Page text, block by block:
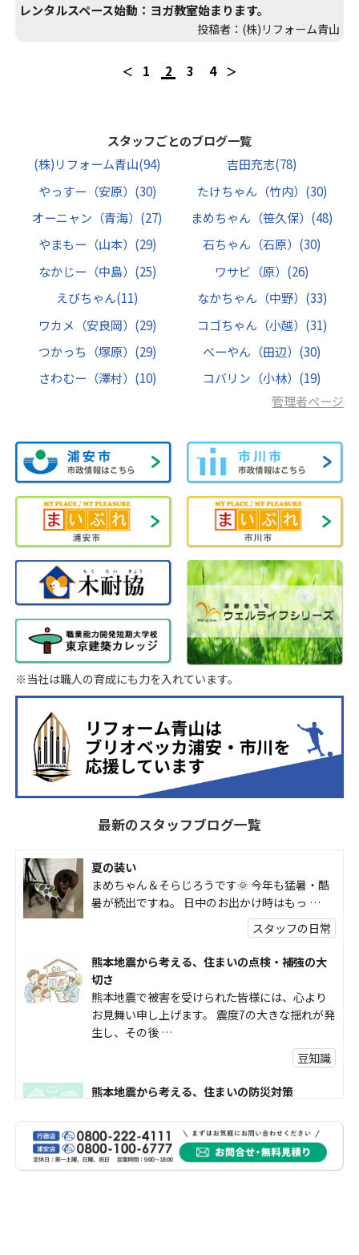
レンタルスペース始動：ヨガ教室始まります。
投稿者：(株)リフォーム青山
1 2 3 4
スタッフごとのブログ一覧
(株)リフォーム青山(94) 吉田充志(78)
やっすー（安原） (30) たけちゃん（竹内） (30)
オーニャン（青海） (27) まめちゃん（笹久保） (48)
やまもー（山本） (29) 石ちゃん（石原） (30)
なかじー（中島） (25) ワサビ（原） (26)
えびちゃん(11) なかちゃん（中野） (33)
ワカメ（安良岡） (29) コゴちゃん（小越） (31)
つかっち（塚原） (29) べーやん（田辺） (30)
さわむー（澤村） (10) コバリン（小林） (19)
管理者ページ
※当社は職人の育成にも力を入れています。
最新のスタッフブログ一覧
夏の装い
まめちゃん＆そらじろうです🌞 今年も猛暑・酷
暑が続出ですね。 日中のお出かけ時はもっ …
スタッフの日常
熊本地震から考える、住まいの点検・補強の大
切さ
熊本地震で被害を受けられた皆様には、心より
お見舞い申し上げます。 震度7の大きな揺れが発
生し、その後 …
豆知識
熊本地震から考える、住まいの防災対策
受けられた皆様に、心よりお見舞い申し上げま
す。 今回の地震 …
社長コラム